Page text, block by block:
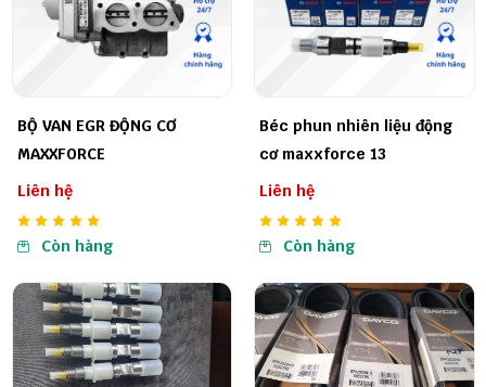
BỘ VAN EGR ĐỘNG CƠ
MAXXFORCE
Liên hệ
Còn hàng
Béc phun nhiên liệu động
cơ maxxforce 13
Liên hệ
Còn hàng